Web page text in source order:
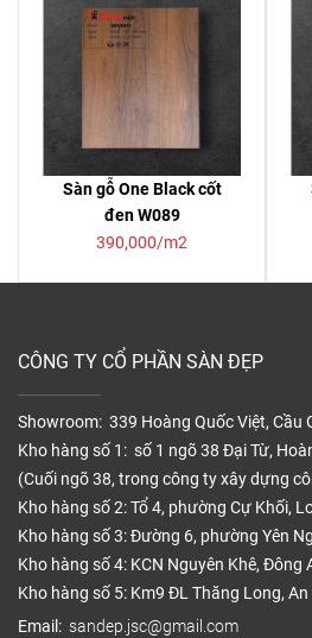
Sàn gỗ One Black cốt
đen W089
390,000/m2
CÔNG TY CỔ PHẦN SÀN ĐẸP
Showroom: 339 Hoàng Quốc Việt, Cầu
Kho hàng số 1: số 1 ngõ 38 Đại Từ,
(Cuối ngõ 38, trong công ty xây dựng
Kho hàng số 2: Tổ 4, phường Cự Khối,
Kho hàng số 3: Đường 6, phường Yên
Kho hàng số 4: KCN Nguyên Khê, Đông
Kho hàng số 5: Km9 ĐL Thăng Long,
Email: sandep.jsc@gmail.com